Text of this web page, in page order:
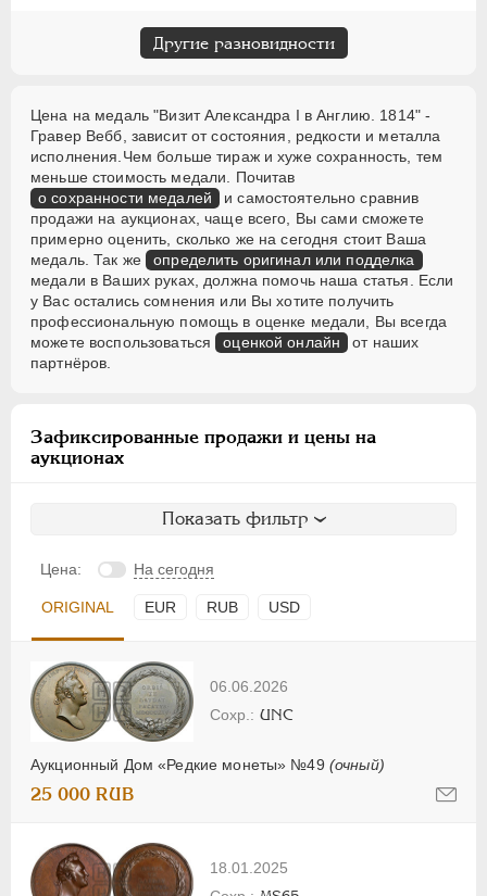
Другие разновидности
Цена на медаль "Визит Александра I в Англию. 1814" -
Гравер Вебб, зависит от состояния, редкости и металла
исполнения.Чем больше тираж и хуже сохранность, тем
меньше стоимость медали. Почитав
о сохранности медалей и самостоятельно сравнив
продажи на аукционах, чаще всего, Вы сами сможете
примерно оценить, сколько же на сегодня стоит Ваша
медаль. Так же определить оригинал или подделка
медали в Ваших руках, должна помочь наша статья. Если
у Вас остались сомнения или Вы хотите получить
профессиональную помощь в оценке медали, Вы всегда
можете воспользоваться оценкой онлайн
от наших
партнёров.
Зафиксированные продажи и цены на
аукционах
Показать фильтр
Цена: На сегодня
ORIGINAL EUR RUB USD
06.06.2026
Аукционный Дом «Редкие монеты» №49 (очный)
UNC
25 000 RUB
18.01.2025